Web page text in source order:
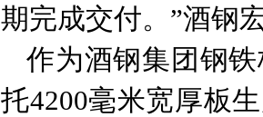
期完成交付。”酒钢
作为酒钢集团钢
托4200毫米宽厚板